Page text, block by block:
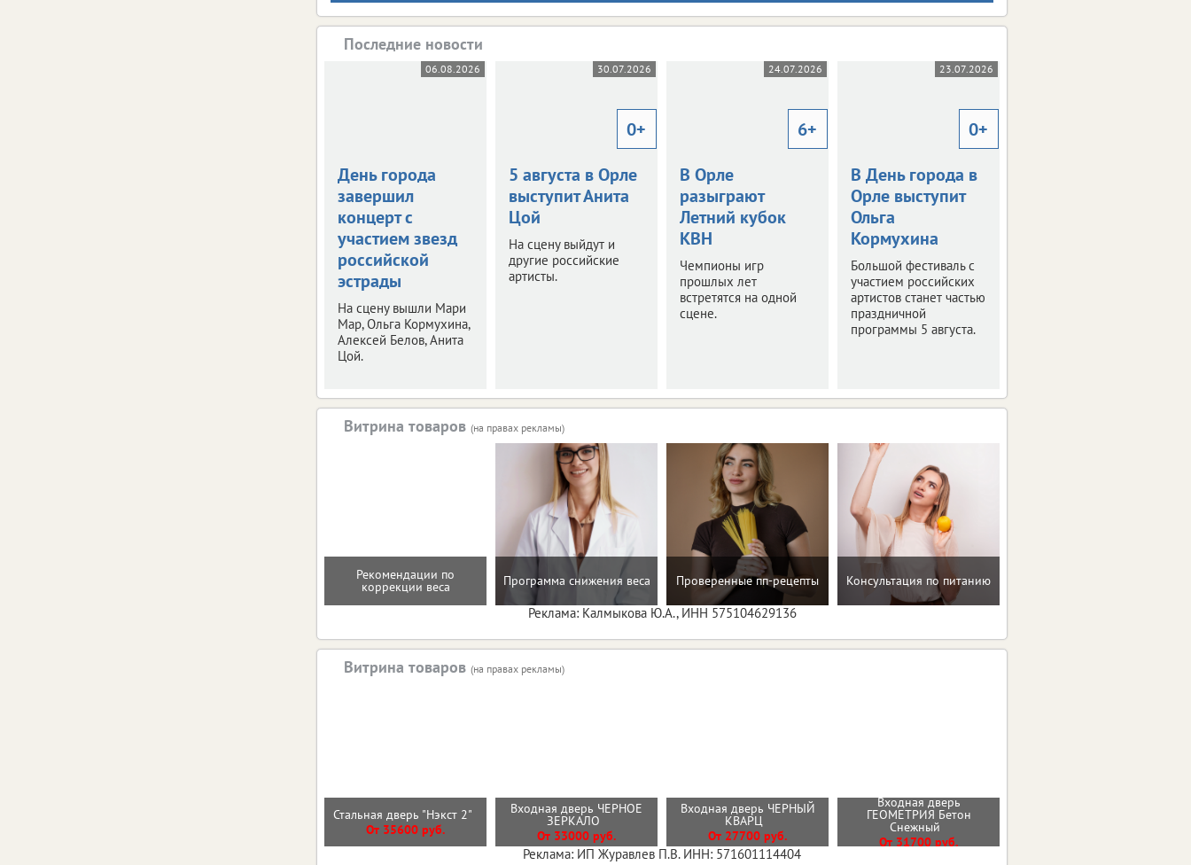
Последние новости
06.08.2026
День города
завершил
концерт с
участием звезд
российской
эстрады
На сцену вышли Мари
Мар, Ольга Кормухина,
Алексей Белов, Анита
Цой.
30.07.2026
0+
5 августа в Орле
выступит Анита
Цой
На сцену выйдут и
другие российские
артисты.
24.07.2026
6+
В Орле
разыграют
Летний кубок
КВН
Чемпионы игр
прошлых лет
встретятся на одной
сцене.
23.07.2026
0+
В День города в
Орле выступит
Ольга
Кормухина
Большой фестиваль с
участием российских
артистов станет частью
праздничной
программы 5 августа.
Витрина товаров (на правах рекламы)
Рекомендации по
коррекции веса Программа снижения веса Проверенные пп-рецепты Консультация по питанию
Реклама: Калмыкова Ю.А., ИНН 575104629136
Витрина товаров (на правах рекламы)
Стальная дверь "Нэкст 2"
От 35600 руб.
Входная дверь ЧЕРНОЕ
ЗЕРКАЛО
От 33000 руб.
Входная дверь ЧЕРНЫЙ
КВАРЦ
От 27700 руб.
Входная дверь
ГЕОМЕТРИЯ Бетон
Снежный
От 31700 руб.
Реклама: ИП Журавлев П.В. ИНН: 571601114404